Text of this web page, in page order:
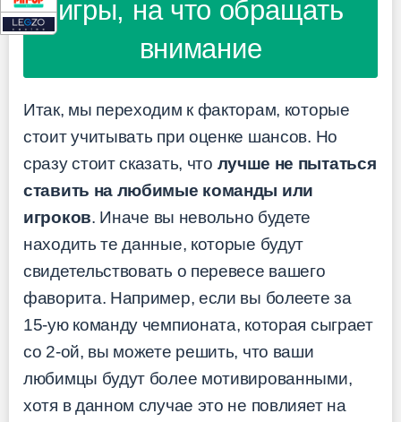
игры, на что обращать
внимание
Итак, мы переходим к факторам, которые
стоит учитывать при оценке шансов. Но
сразу стоит сказать, что лучше не пытаться
ставить на любимые команды или
игроков. Иначе вы невольно будете
находить те данные, которые будут
свидетельствовать о перевесе вашего
фаворита. Например, если вы болеете за
15-ую команду чемпионата, которая сыграет
со 2-ой, вы можете решить, что ваши
любимцы будут более мотивированными,
хотя в данном случае это не повлияет на